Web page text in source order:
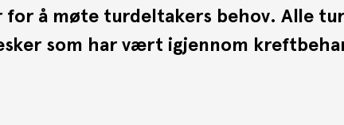
å møte turdeltakers behov. Alle
som har vært igjennom